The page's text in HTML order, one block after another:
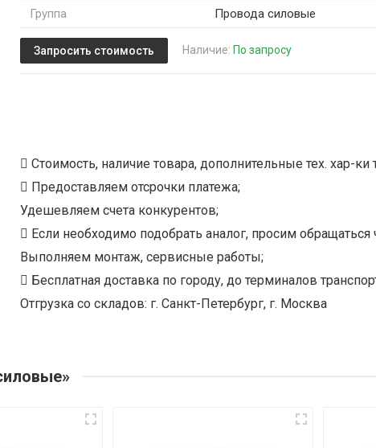
Группа
Провода силовые
Запросить стоимость Наличие: По запросу
Стоимость, наличие товара, дополнительные тех. хар-ки
Предоставляем отсрочки платежа;
Удешевляем счета конкурентов;
Если необходимо подобрать аналог, просим обращаться
Выполняем монтаж, сервисные работы;
Бесплатная доставка по городу, до терминалов
Отгрузка со складов: г. Санкт-Петербург, г. Москва